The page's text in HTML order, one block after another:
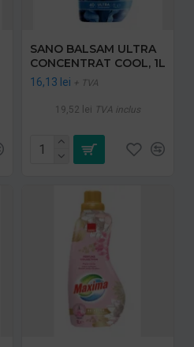
SANO BALSAM ULTRA
CONCENTRAT COOL, 1L
16,13 lei + TVA
19,52 lei TVA inclus